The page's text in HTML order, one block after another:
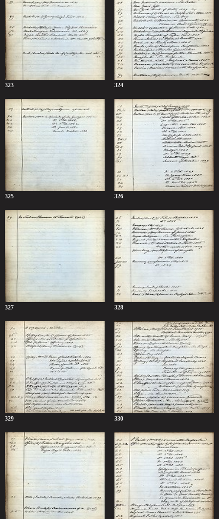
323 324
325 326
327 328
329 330